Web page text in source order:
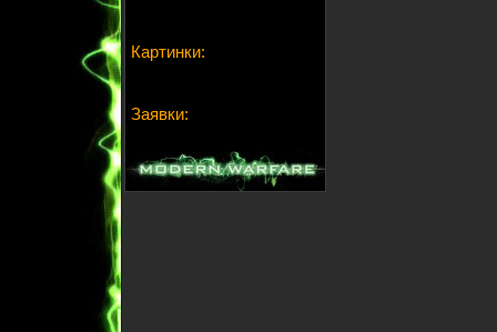
Картинки:
Заявки: